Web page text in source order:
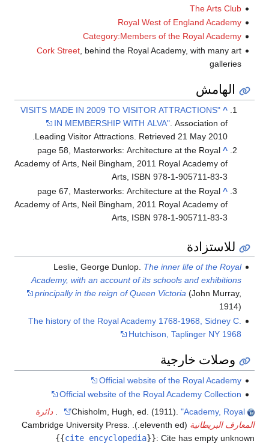
The Arts Club
Royal West of England Academy
Category:Members of the Royal Academy
Cork Street, behind the Royal Academy, with many art
galleries
الهامش
^
"VISITS MADE IN 2009 TO VISITOR ATTRACTIONS
IN MEMBERSHIP WITH ALVA" . Association of
Leading Visitor Attractions . Retrieved 21 May 2010
^
page 58, Masterworks: Architecture at the Royal
Academy of Arts, Neil Bingham, 2011 Royal Academy of
Arts, ISBN 978-1-905711-83-3
^
page 67, Masterworks: Architecture at the Royal
Academy of Arts, Neil Bingham, 2011 Royal Academy of
Arts, ISBN 978-1-905711-83-3
للاستزادة
Leslie, George Dunlop. The inner life of the Royal
Academy, with an account of its schools and exhibitions
principally in the reign of Queen Victoria(John Murray,
1914)
The history of the Royal Academy 1768-1968, Sidney C.
Hutchison, Taplinger NY 1968
وصلات خارجية
Official website of the Royal Academy
Official website of the Royal Academy Collection
Chisholm, Hugh, ed. (1911). "Academy, Royal"
. دائرة
المعارف البريطانية (eleventh ed.). Cambridge University Press.
{{cite encyclopedia}}: Cite has empty unknown